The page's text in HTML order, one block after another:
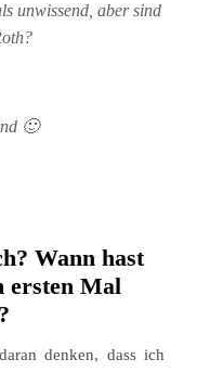
unwissend, aber sind
🙂
Wann hast
ersten Mal
denken, dass ich